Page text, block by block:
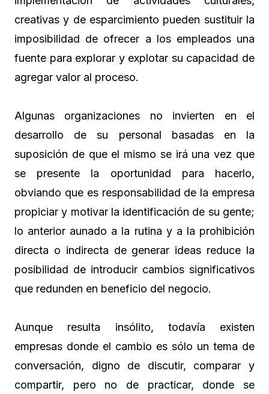
creativas y de esparcimiento pueden sustituir la
imposibilidad de ofrecer a los empleados una
fuente para explorar y explotar su capacidad de
agregar valor al proceso.
Algunas organizaciones no invierten en el
desarrollo de su personal basadas en la
suposición de que el mismo se irá una vez que
se presente la oportunidad para hacerlo,
obviando que es responsabilidad de la empresa
propiciar y motivar la identificación de su gente;
lo anterior aunado a la rutina y a la prohibición
directa o indirecta de generar ideas reduce la
posibilidad de introducir cambios significativos
que redunden en beneficio del negocio.
Aunque resulta insólito, todavía existen
empresas donde el cambio es sólo un tema de
conversación, digno de discutir, comparar y
compartir, pero no de practicar, donde se